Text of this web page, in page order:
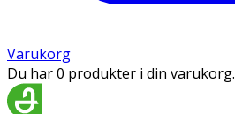
Varukorg
Du har 0 produkter i din varukorg.